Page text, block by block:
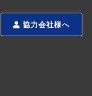
協力会社様へ